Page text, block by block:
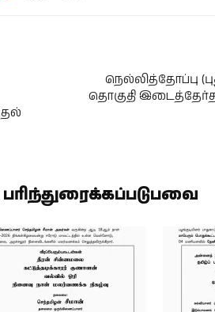
நெல்லித்தோப்பு
தொகுதி
பரிந்துரைக்கப்படுபவை